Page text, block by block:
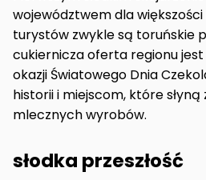
województwem dla
turystów zwykle są toruńskie
cukiernicza oferta regionu jest
okazji Światowego Dnia
historii i miejscom, które
mlecznych wyrobów.
słodka przeszłość